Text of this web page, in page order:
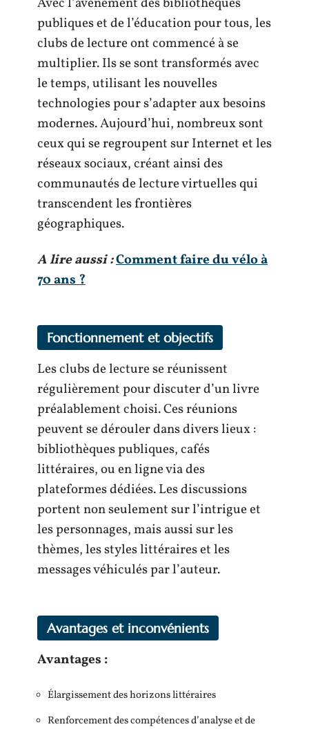
publiques et de l’éducation pour tous, les
clubs de lecture ont commencé à se
multiplier. Ils se sont transformés avec
le temps, utilisant les nouvelles
technologies pour s’adapter aux besoins
modernes. Aujourd’hui, nombreux sont
ceux qui se regroupent sur Internet et les
réseaux sociaux, créant ainsi des
communautés de lecture virtuelles qui
transcendent les frontières
géographiques.
A lire aussi :Comment faire du vélo à
70 ans ?
Fonctionnement et objectifs
Les clubs de lecture se réunissent
régulièrement pour discuter d’un livre
préalablement choisi. Ces réunions
peuvent se dérouler dans divers lieux :
bibliothèques publiques, cafés
littéraires, ou en ligne via des
plateformes dédiées. Les discussions
portent non seulement sur l’intrigue et
les personnages, mais aussi sur les
thèmes, les styles littéraires et les
messages véhiculés par l’auteur.
Avantages et inconvénients
Avantages :
Élargissement des horizons littéraires
Renforcement des compétences d’analyse et de